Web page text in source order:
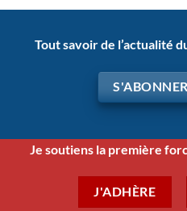
Tout savoir de l’actualité
Je soutiens la première
J'ADHÈRE